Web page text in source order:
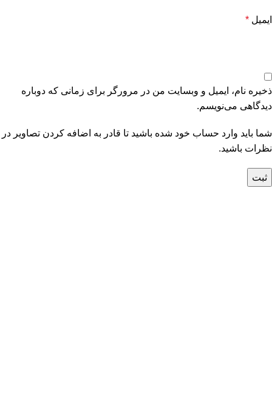
ایمیل *
ذخیره نام، ایمیل و وبسایت من در مرورگر برای زمانی که دوباره
دیدگاهی می‌نویسم.
شما باید وارد حساب خود شده باشید تا قادر به اضافه کردن تصاویر در
نظرات باشید.